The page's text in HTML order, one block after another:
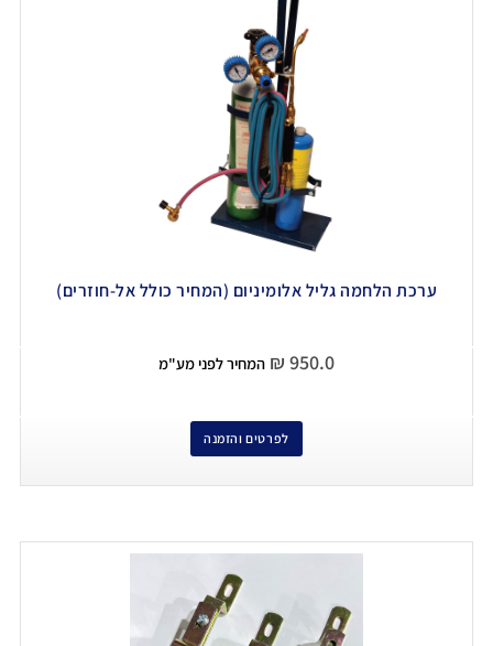
ערכת הלחמה גליל אלומיניום (המחיר כולל אל-חוזרים)
₪ 950.0 המחיר לפני מע"מ
לפרטים והזמנה